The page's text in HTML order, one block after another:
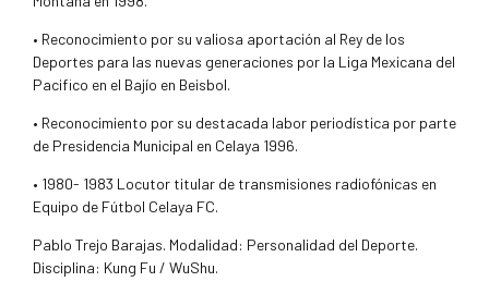
• Reconocimiento por su valiosa aportación al Rey de los
Deportes para las nuevas generaciones por la Liga Mexicana del
Pacifico en el Bajío en Beisbol.
• Reconocimiento por su destacada labor periodística por parte
de Presidencia Municipal en Celaya 1996.
• 1980- 1983 Locutor titular de transmisiones radiofónicas en
Equipo de Fútbol Celaya FC.
Pablo Trejo Barajas. Modalidad: Personalidad del Deporte.
Disciplina: Kung Fu / WuShu.